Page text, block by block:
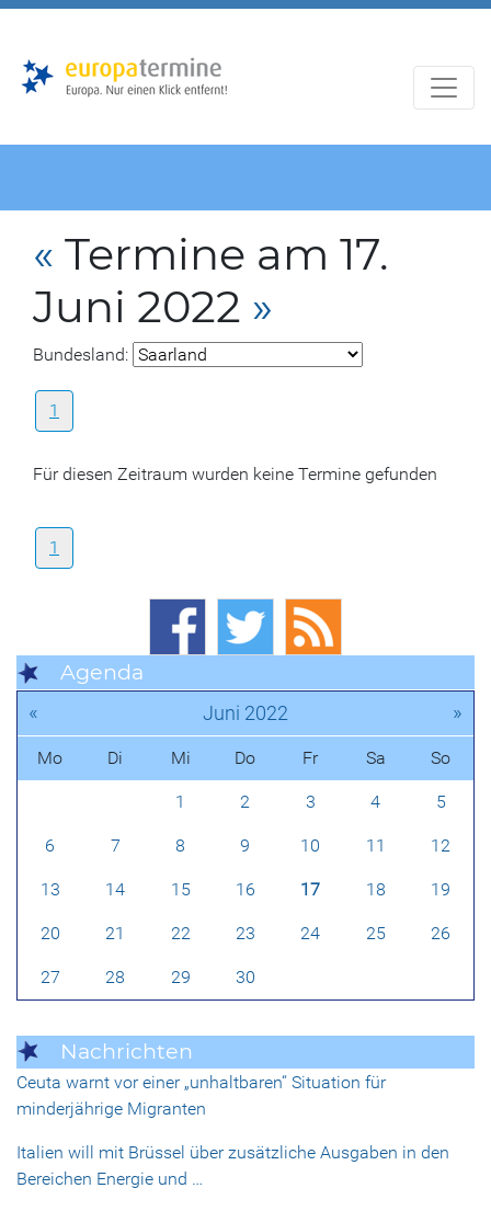
« Termine am 17.
Juni 2022 »
Bundesland:
1
Für diesen Zeitraum wurden keine Termine gefunden
1
Agenda
« Juni 2022 »
Mo Di Mi Do Fr Sa So
1 2 3 4 5
6 7 8 9 10 11 12
13 14 15 16 17 18 19
20 21 22 23 24 25 26
27 28 29 30
Nachrichten
Ceuta warnt vor einer „unhaltbaren“ Situation für
minderjährige Migranten
Italien will mit Brüssel über zusätzliche Ausgaben in den
Bereichen Energie und …